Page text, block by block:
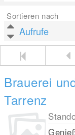
Sortieren nach
Brauerei
Tarrenz